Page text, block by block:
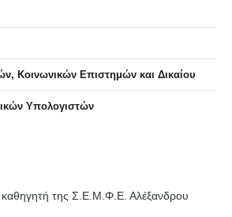
Κοινωνικών Επιστημών και Δικαίου
Υπολογιστών
καθηγητή της Σ.Ε.Μ.Φ.Ε. Αλέξανδρου